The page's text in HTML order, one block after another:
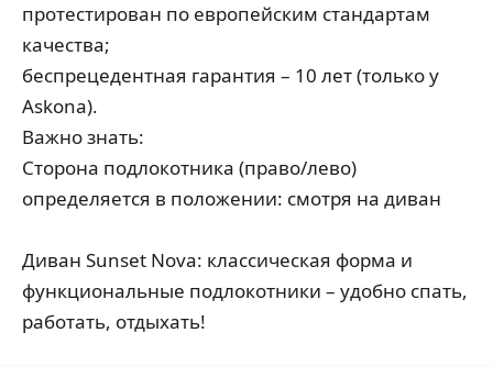
протестирован по европейским стандартам
качества;
беспрецедентная гарантия – 10 лет (только у
Askona).
Важно знать:
Сторона подлокотника (право/лево)
определяется в положении: смотря на диван
Диван Sunset Nova: классическая форма и
функциональные подлокотники – удобно спать,
работать, отдыхать!